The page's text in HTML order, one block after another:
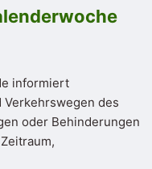
informiert
des
oder Behinderungen